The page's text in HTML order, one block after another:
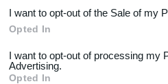
I want to opt-out of the Sale of my
Opted In
I want to opt-out of processing my
Advertising.
Opted In